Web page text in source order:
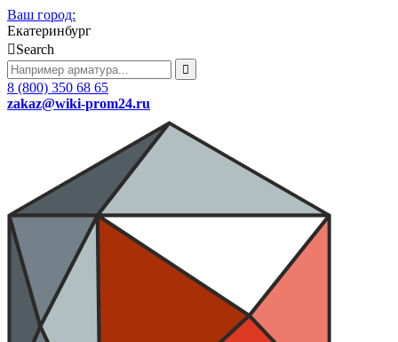
Ваш город:
Екатеринбург
Search
8 (800) 350 68 65
zakaz@wiki-prom24.ru